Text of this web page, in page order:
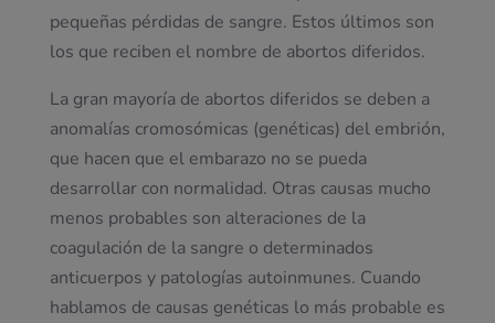
pequeñas pérdidas de sangre. Estos últimos son
los que reciben el nombre de abortos diferidos.
La gran mayoría de abortos diferidos se deben a
anomalías cromosómicas (genéticas) del embrión,
que hacen que el embarazo no se pueda
desarrollar con normalidad. Otras causas mucho
menos probables son alteraciones de la
coagulación de la sangre o determinados
anticuerpos y patologías autoinmunes. Cuando
hablamos de causas genéticas lo más probable es